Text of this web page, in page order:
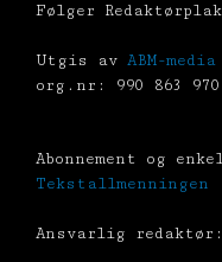
Følger
Utgis av ABM-media
org.nr: 990 863 970
Abonnement og
Tekstallmenningen
Ansvarlig